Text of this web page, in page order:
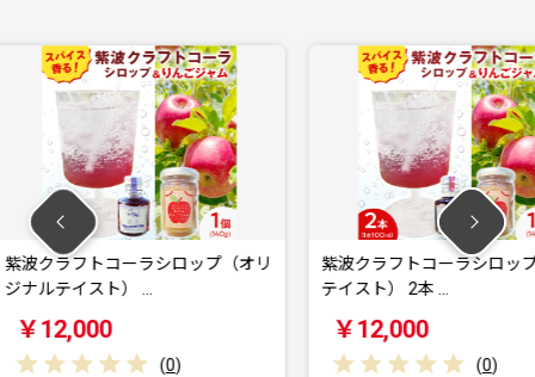
ロップ（オリ
)
紫波クラフトコーラシロップ（黄昏
)
紫波ク